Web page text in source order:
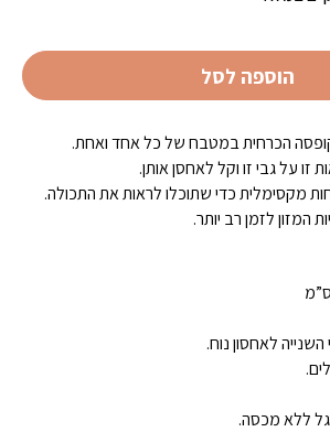
זו על גבי זו וקל לאחסן אותן.
מקסימלית כדי שתוכלו לראות את התכולה.
המזון לזמן רב יותר.
לאחסון נוח.
ללא מכסה.
הוספה לסל